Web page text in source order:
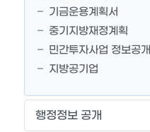
기금운용계획서
중기지방재정계획
민간투자사업 정보공개
지방공기업
행정정보 공개